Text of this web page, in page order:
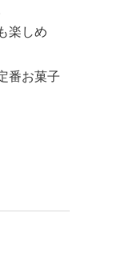
楽しめ
番お菓子